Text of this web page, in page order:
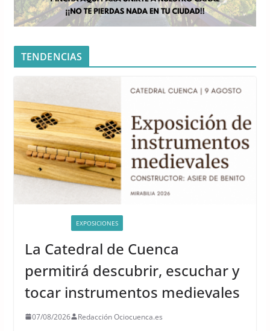
TENDENCIAS
EXPOSICIONES
La Catedral de Cuenca
permitirá descubrir, escuchar y
tocar instrumentos medievales
07/08/2026 Redacción Ociocuenca.es